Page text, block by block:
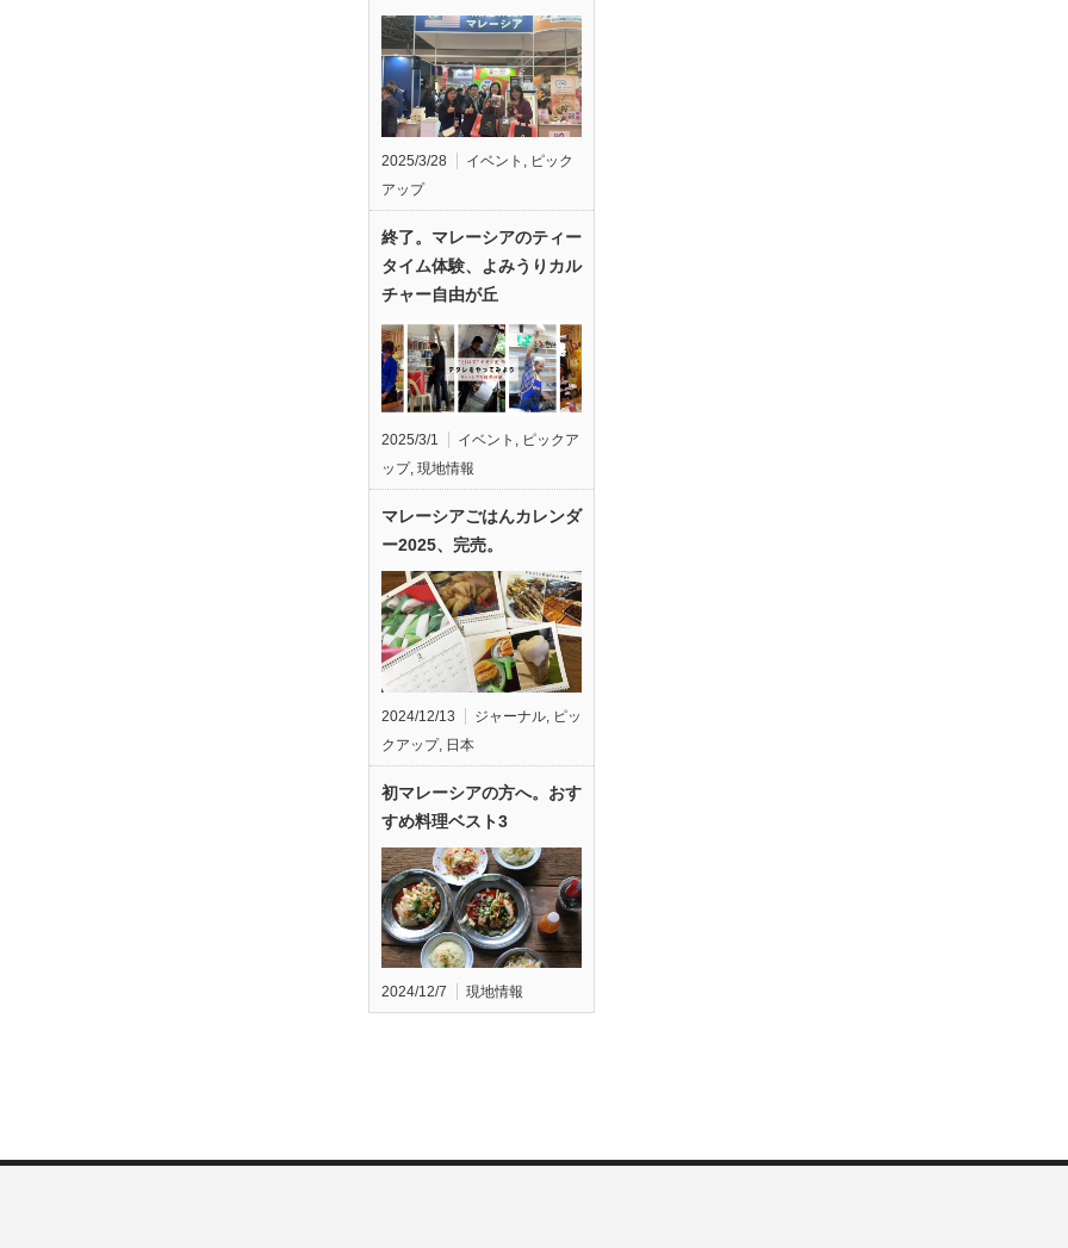
2025/3/28 イベント
ピック
アップ
終了。マレーシアのティー
タイム体験、よみうりカル
チャー自由が丘
2025/3/1 イベント , ピックア
ップ, 現地情報
マレーシアごはんカレンダ
ー2025、完売。
2024/12/13 ジャーナル ピッ
クアップ, 日本
初マレーシアの方へ。おす
すめ料理ベスト3
2024/12/7 現地情報